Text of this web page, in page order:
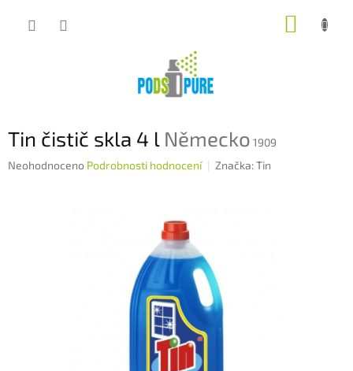
Tin čistič skla 4 l Německo 1909
Průměrné
Neohodnoceno Podrobnosti hodnocení Značka:Tin